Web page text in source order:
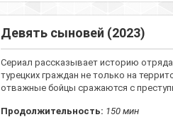
Девять сыновей (2023)
Сериал рассказывает историю
турецких граждан не только на
отважные бойцы сражаются с
Продолжительность: 150 мин